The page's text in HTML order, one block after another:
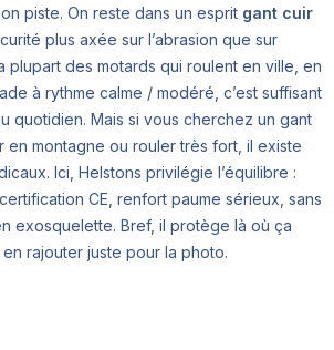
piste. On reste dans un esprit gant cuir
plus axée sur l’abrasion que sur
plupart des motards qui roulent en ville, en
à rythme calme / modéré, c’est suffisant
quotidien. Mais si vous cherchez un gant
en montagne ou rouler très fort, il existe
Ici, Helstons privilégie l’équilibre :
CE, renfort paume sérieux, sans
exosquelette. Bref, il protège là où ça
rajouter juste pour la photo.